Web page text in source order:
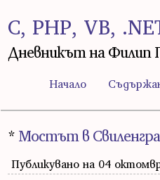
C, PHP, VB,
Дневникът на Филип
Начало
* Мостът в
Публикувано на 04